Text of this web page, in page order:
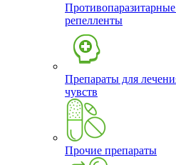
репелленты
Препараты для
чувств
Прочие препараты